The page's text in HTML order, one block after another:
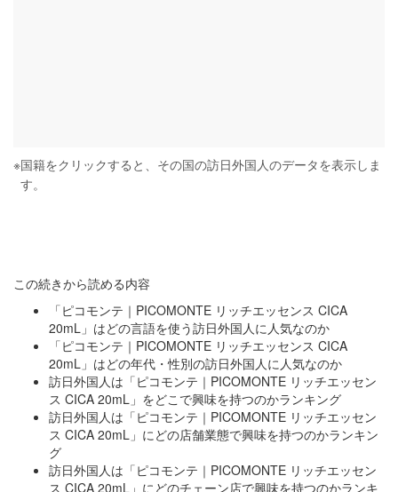
※国籍をクリックすると、その国の訪日外国人のデータを表示しま
す。
この続きから読める内容
「ピコモンテ｜PICOMONTE リッチエッセンス CICA
20mL」はどの言語を使う訪日外国人に人気なのか
「ピコモンテ｜PICOMONTE リッチエッセンス CICA
20mL」はどの年代・性別の訪日外国人に人気なのか
訪日外国人は「ピコモンテ｜PICOMONTE リッチエッセン
ス CICA 20mL」をどこで興味を持つのかランキング
訪日外国人は「ピコモンテ｜PICOMONTE リッチエッセン
ス CICA 20mL」にどの店舗業態で興味を持つのかランキン
グ
訪日外国人は「ピコモンテ｜PICOMONTE リッチエッセン
ス CICA 20mL」にどのチェーン店で興味を持つのかランキ